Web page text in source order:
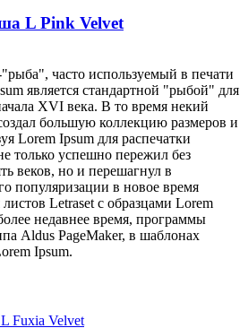
L Pink Velvet
часто используемый в печати
является стандартной "рыбой" для
XVI века. В то время некий
большую коллекцию размеров и
Lorem Ipsum для распечатки
только успешно пережил без
веков, но и перешагнул в
популяризации в новое время
Letraset с образцами Lorem
недавнее время, программы
Aldus PageMaker, в шаблонах
Ipsum.